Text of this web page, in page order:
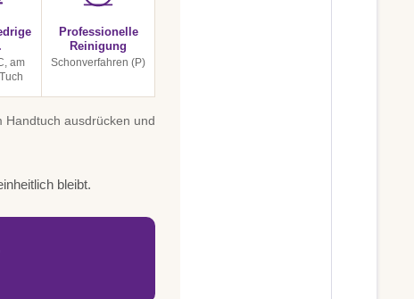
am
Professionelle
Reinigung
Schonverfahren (P)
Handtuch ausdrücken und
bleibt.